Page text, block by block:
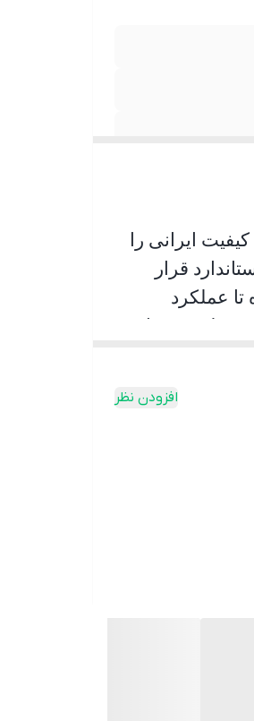
ایرانی را
قرار
عملکرد
طوری پیمایش
افزودن نظر